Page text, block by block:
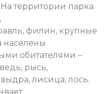
территории парка
филин, крупные
населены
обитателями –
рысь,
лисица, лось.